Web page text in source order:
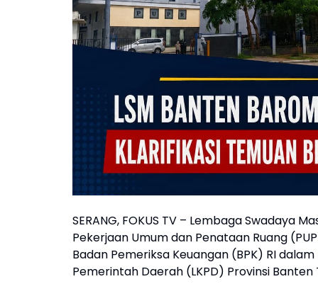
SERANG, FOKUS TV – Lembaga Swadaya
Pekerjaan Umum dan Penataan Ruang
Badan Pemeriksa Keuangan (BPK) RI
Pemerintah Daerah (LKPD) Provinsi Banten